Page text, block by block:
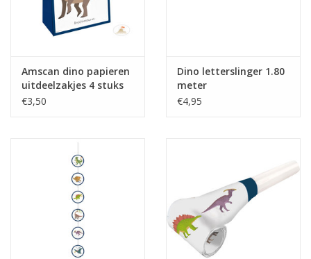
Amscan dino papieren
uitdeelzakjes 4 stuks
€3,50
Dino letterslinger 1.80
meter
€4,95